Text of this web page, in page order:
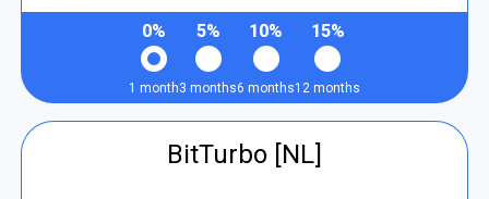
0%
1 month
5%
3 months
10%
6 months
15%
12 months
BitTurbo [NL]